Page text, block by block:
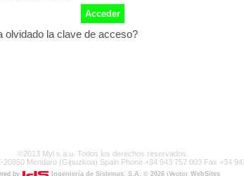
olvidado la clave de acceso?
©2013 Myl s.a.u. Todos los derechos reservados.
Mendaro (Gipuzkoa) Spain Phone +34 943 757 003 Fax +34
by Ingeniería de Sistemas, S.A. © 2026 iVector WebSites